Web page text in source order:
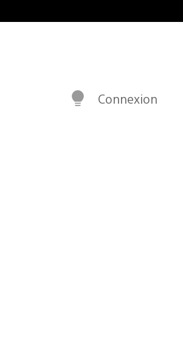
Connexion